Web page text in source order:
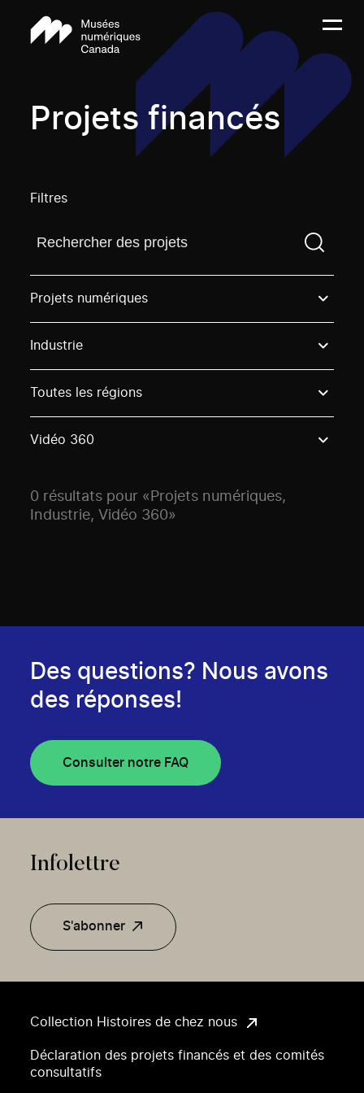
Projets financés
Filtres
Trouvez un projetVous devez saisir un terme de
Projets numériques
Industrie
Toutes les régions
Vidéo 360
0 résultats pour «Projets numériques,
Industrie, Vidéo 360»
Collection Histoires de chez nous
Déclaration des projets financés et des comités
consultatifs
Des questions? Nous avons
des réponses!
Consulter notre FAQ
Infolettre
S'abonner